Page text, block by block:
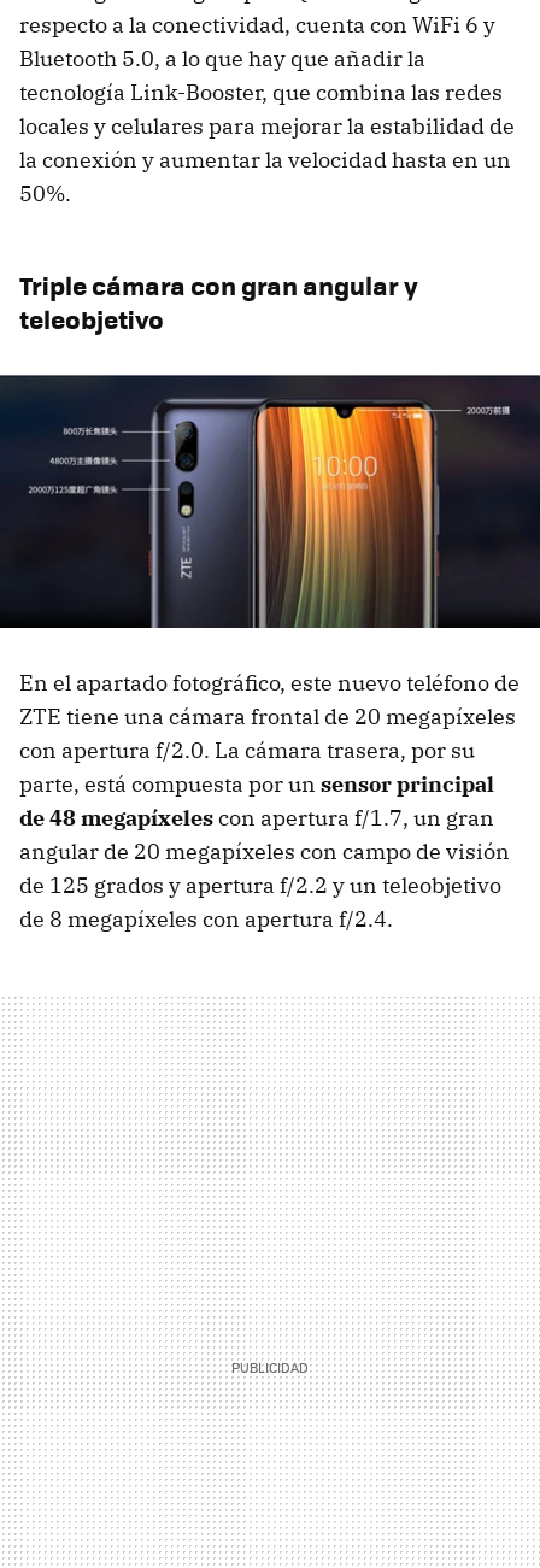
respecto a la conectividad, cuenta con WiFi 6 y
Bluetooth 5.0, a lo que hay que añadir la
tecnología Link-Booster, que combina las redes
locales y celulares para mejorar la estabilidad de
la conexión y aumentar la velocidad hasta en un
50%.
Triple cámara con gran angular y
teleobjetivo
En el apartado fotográfico, este nuevo teléfono de
ZTE tiene una cámara frontal de 20 megapíxeles
con apertura f/2.0. La cámara trasera, por su
parte, está compuesta por un sensor principal
de 48 megapíxelescon apertura f/1.7, un gran
angular de 20 megapíxeles con campo de visión
de 125 grados y apertura f/2.2 y un teleobjetivo
de 8 megapíxeles con apertura f/2.4.